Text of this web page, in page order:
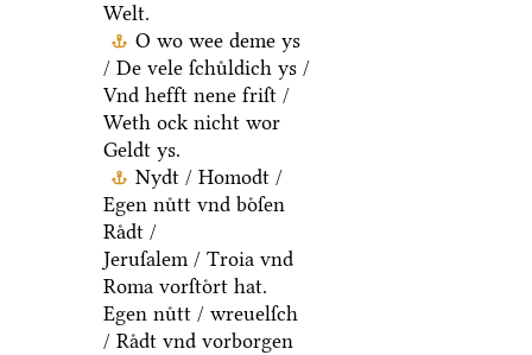
Welt.
O wo wee deme ys
/ De vele ſchuͤldich ys /
Vnd hefft nene friſt /
Weth ock nicht wor
Geldt ys.
Nydt / Homodt /
Egen nuͤtt vnd boͤſen
Raͤdt /
Jeruſalem / Troia vnd
Roma vorſtoͤrt hat.
Egen nuͤtt / wreuelſch
/ Raͤdt vnd vorborgen